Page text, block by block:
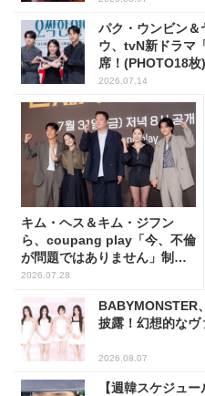
パク・ウンビン＆
ウ、tvN新ドラマ
席！(PHOTO18枚)
2026.07.14
キム・ヘス＆キム・ジフン
ら、coupang play「今、不倫
が問題ではありません」制作
発表会に出席！(PHOTO15枚)
2026.07.28
BABYMONSTER
披露！幻想的なヴ
2026.08.07
【週韓スケジュ